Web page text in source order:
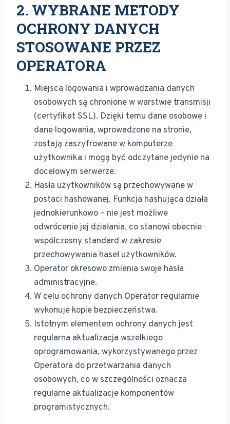
2. WYBRANE METODY
OCHRONY DANYCH
STOSOWANE PRZEZ
OPERATORA
Miejsca logowania i wprowadzania danych
osobowych są chronione w warstwie transmisji
(certyfikat SSL). Dzięki temu dane osobowe i
dane logowania, wprowadzone na stronie,
zostają zaszyfrowane w komputerze
użytkownika i mogą być odczytane jedynie na
docelowym serwerze.
Hasła użytkowników są przechowywane w
postaci hashowanej. Funkcja hashująca działa
jednokierunkowo – nie jest możliwe
odwrócenie jej działania, co stanowi obecnie
współczesny standard w zakresie
przechowywania haseł użytkowników.
Operator okresowo zmienia swoje hasła
administracyjne.
W celu ochrony danych Operator regularnie
wykonuje kopie bezpieczeństwa.
Istotnym elementem ochrony danych jest
regularna aktualizacja wszelkiego
oprogramowania, wykorzystywanego przez
Operatora do przetwarzania danych
osobowych, co w szczególności oznacza
regularne aktualizacje komponentów
programistycznych.